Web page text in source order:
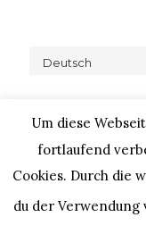
Deutsch
COPYRIGHT ©
LIFESTYLE, FOOD &
RIGHTS
Um diese
fortlaufend
Cookies. Durch die
du der Verwendung